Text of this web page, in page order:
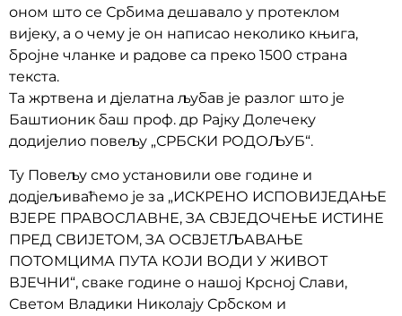
оном што се Србима дешавало у протеклом
вијеку, а о чему је он написао неколико књига,
бројне чланке и радове са преко 1500 страна
текста.
Та жртвена и дјелатна љубав је разлог што је
Баштионик баш проф. др Рајку Долечеку
додијелио повељу „СРБСКИ РОДОЉУБ“.
Ту Повељу смо установили ове године и
додјељиваћемо је за „ИСКРЕНО ИСПОВИЈЕДАЊЕ
ВЈЕРЕ ПРАВОСЛАВНЕ, ЗА СВЈЕДОЧЕЊЕ ИСТИНЕ
ПРЕД СВИЈЕТОМ, ЗА ОСВЈЕТЉАВАЊЕ
ПОТОМЦИМА ПУТА КОЈИ ВОДИ У ЖИВОТ
ВЈЕЧНИ“, сваке године о нашој Крсној Слави,
Светом Владики Николају Србском и